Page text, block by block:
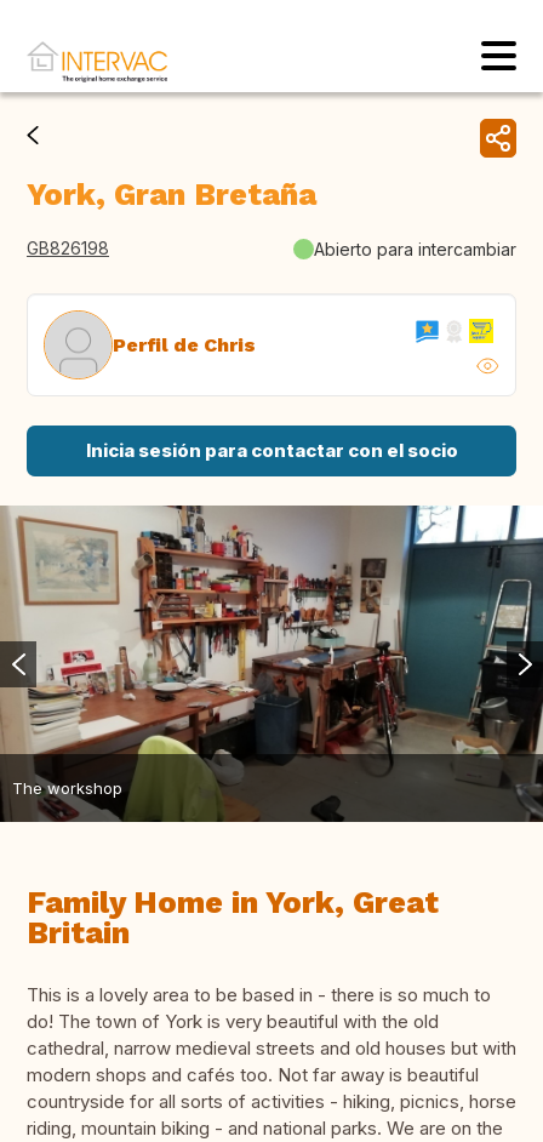
York, Gran Bretaña
GB826198 Abierto para intercambiar
Perfil de Chris
Inicia sesión para contactar con el socio
The workshop
Family Home in York, Great
Britain
This is a lovely area to be based in - there is so much to
do! The town of York is very beautiful with the old
cathedral, narrow medieval streets and old houses but with
modern shops and cafés too. Not far away is beautiful
countryside for all sorts of activities - hiking, picnics, horse
riding, mountain biking - and national parks. We are on the